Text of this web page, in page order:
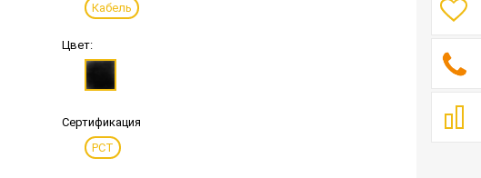
Кабель
Цвет:
Сертификация
РСТ